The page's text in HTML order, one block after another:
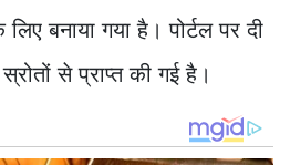
बनाया गया है। पोर्टल पर दी
से प्राप्त की गई है।